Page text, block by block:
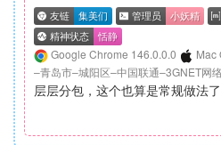
Google Chrome 146.0.0.0 Mac
–青岛市–城阳区–中国联通–3GNET网络
层层分包，这个也算是常规做法了